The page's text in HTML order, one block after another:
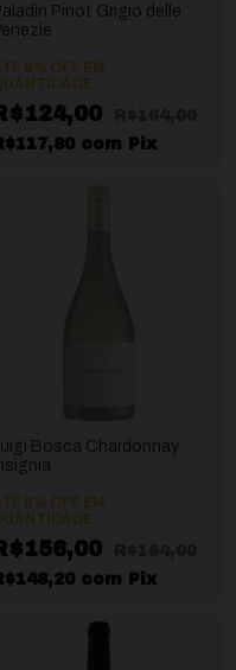
Pinot Grigio delle
8% OFF EM
com Pix
Bosca Chardonnay
8% OFF EM
com Pix